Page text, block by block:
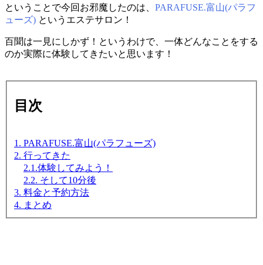
ということで今回お邪魔したのは、 PARAFUSE.富山(パラフ
ューズ) というエステサロン！
百聞は一見にしかず！というわけで、一体どんなことをする
のか実際に体験してきたいと思います！
目次
1. PARAFUSE.富山(パラフューズ)
2. 行ってきた
2.1.体験してみよう！
2.2. そして10分後
3. 料金と予約方法
4. まとめ